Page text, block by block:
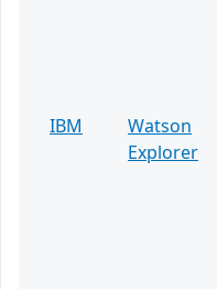
IBM
Watson
Explorer